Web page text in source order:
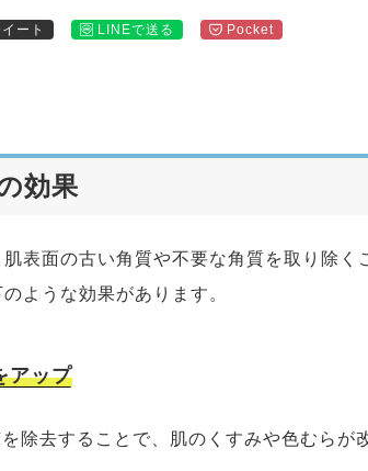
ート LINEで送る Pocket
効果
表面の古い角質や不要な角質を取り除
ような効果があります。
アップ
去することで、肌のくすみや色むらが